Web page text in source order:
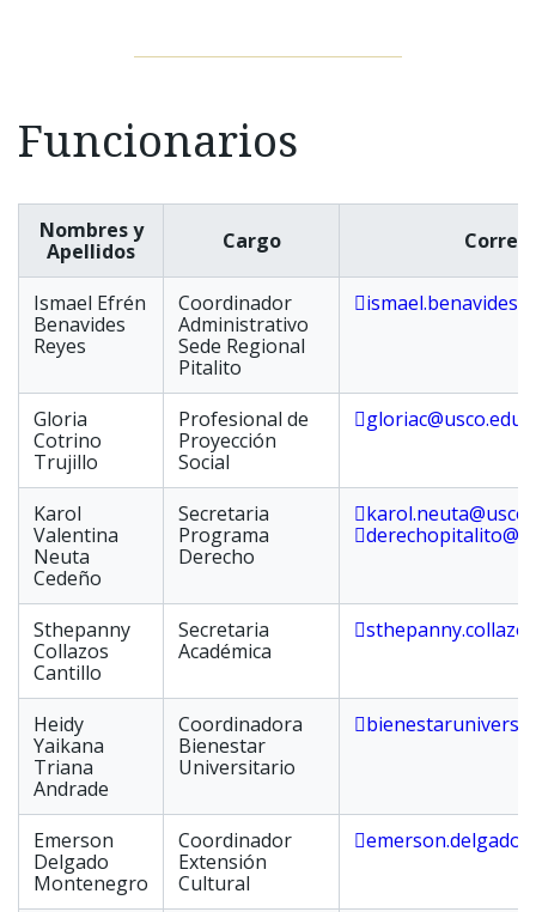
Funcionarios
Nombres y
Apellidos
Cargo Correo
Ismael Efrén
Benavides
Reyes
Coordinador
Administrativo
Sede Regional
Pitalito
Gloria
Cotrino
Trujillo
Profesional de
Proyección
Social
Karol
Valentina
Neuta
Cedeño
Secretaria
Programa
Derecho
Sthepanny
Collazos
Cantillo
Secretaria
Académica
Heidy
Yaikana
Triana
Andrade
Coordinadora
Bienestar
Universitario
Emerson
Delgado
Montenegro
Coordinador
Extensión
Cultural